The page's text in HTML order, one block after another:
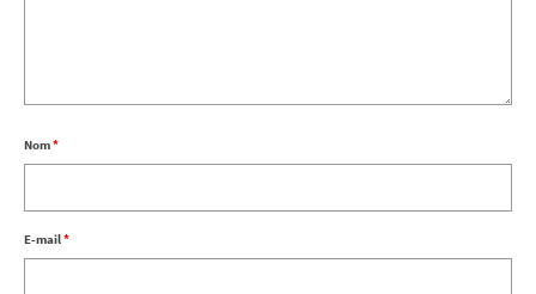
Nom*
E-mail*